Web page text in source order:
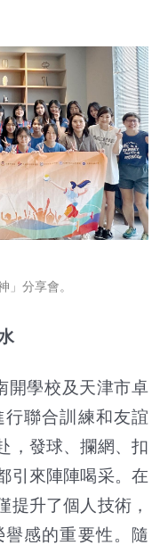
」分享會。
開學校及天津市卓
聯合訓練和友誼
，發球、攔網、扣
引來陣陣喝采。在
提升了個人技術，
感的重要性。隨